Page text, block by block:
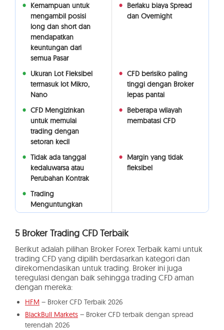
Kemampuan untuk
mengambil posisi
long dan short dan
mendapatkan
keuntungan dari
semua Pasar
Berlaku biaya Spread
dan Overnight
Ukuran Lot Fleksibel
termasuk lot Mikro,
Nano
CFD berisiko paling
tinggi dengan Broker
lepas pantai
CFD Mengizinkan
untuk memulai
trading dengan
setoran kecil
Beberapa wilayah
membatasi CFD
Tidak ada tanggal
kedaluwarsa atau
Perubahan Kontrak
Margin yang tidak
fleksibel
Trading
Menguntungkan
5 Broker Trading CFD Terbaik
Berikut adalah pilihan Broker Forex Terbaik kami untuk
trading CFD yang dipilih berdasarkan kategori dan
direkomendasikan untuk trading. Broker ini juga
teregulasi dengan baik sehingga trading CFD aman
dengan mereka:
HFM – Broker CFD Terbaik 2026
BlackBull Markets – Broker CFD terbaik dengan spread
terendah 2026